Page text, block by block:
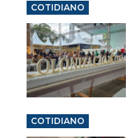
COTIDIANO
COTIDIANO